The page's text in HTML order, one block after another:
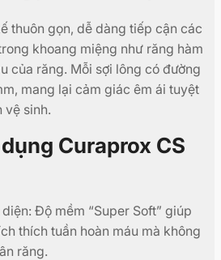
thuôn gọn, dễ dàng tiếp cận các
khoang miệng như răng hàm
của răng. Mỗi sợi lông có đường
mang lại cảm giác êm ái tuyệt
vệ sinh.
Curaprox CS
Độ mềm “Super Soft” giúp
thích tuần hoàn máu mà không
răng.